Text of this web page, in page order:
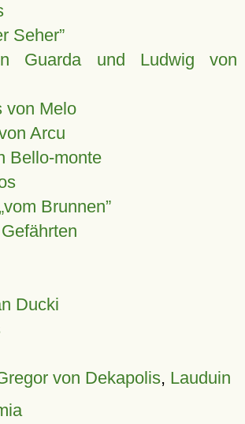
Seher”
Guarda und Ludwig von
von Melo
Arcu
Bello-monte
vom Brunnen
Ducki
von Dekapolis, Lauduin